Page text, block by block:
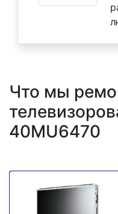
Что мы
40MU6470